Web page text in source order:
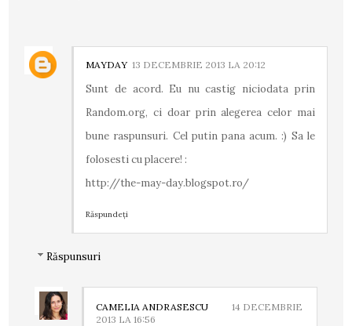
MAYDAY 13 DECEMBRIE 2013 LA 20:12
Sunt de acord. Eu nu castig niciodata prin
Random.org, ci doar prin alegerea celor mai
bune raspunsuri. Cel putin pana acum. :) Sa le
folosesti cu placere! :
http://the-may-day.blogspot.ro/
Răspundeți
Răspunsuri
CAMELIA ANDRASESCU
14 DECEMBRIE
2013 LA 16:56